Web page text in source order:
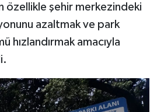
özellikle şehir merkezindeki
azaltmak ve park
hızlandırmak amacıyla